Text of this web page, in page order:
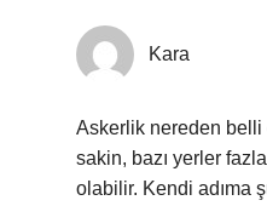
Kara
Askerlik nereden belli
sakin, bazı yerler
olabilir. Kendi adıma